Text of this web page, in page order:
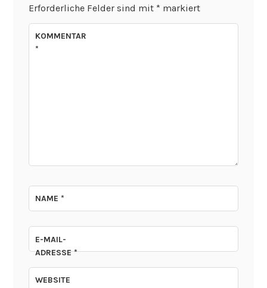
Erforderliche Felder sind mit * markiert
KOMMENTAR
*
NAME*
E-MAIL-
ADRESSE*
WEBSITE